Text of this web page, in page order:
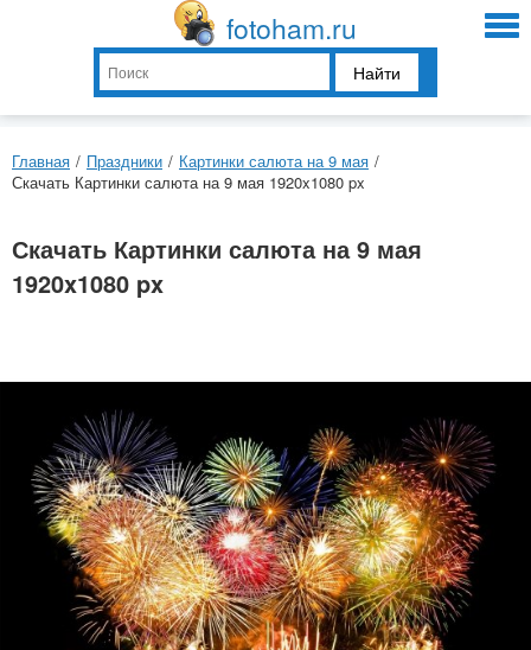
fotoham.ru
Найти
Главная / Праздники / Картинки салюта на 9 мая /
Скачать Картинки салюта на 9 мая 1920x1080 px
Скачать Картинки салюта на 9 мая
1920x1080 px